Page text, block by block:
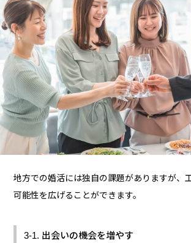
地方での婚活には独自の課題がありますが、
可能性を広げることができます。
3-1. 出会いの機会を増やす